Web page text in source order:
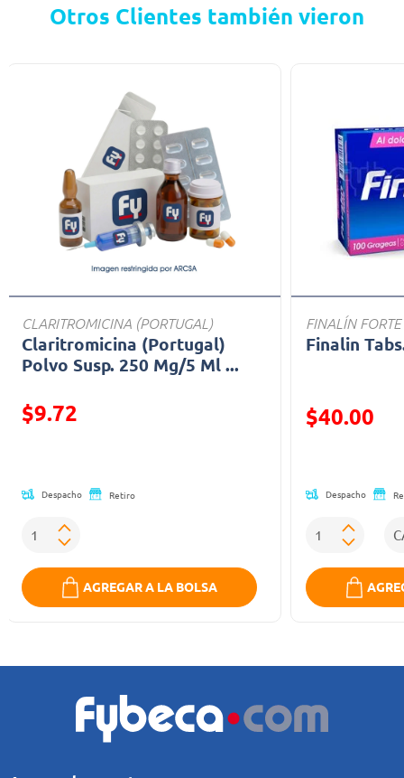
Otros Clientes también vieron
CLARITROMICINA (PORTUGAL)
Claritromicina (Portugal)
Polvo Susp. 250 Mg/5 Ml ...
$9.72
Despacho Retiro
AGREGAR A LA BOLSA
FINALÍN FORTE
Finalin
Precio
$40.00
Despacho